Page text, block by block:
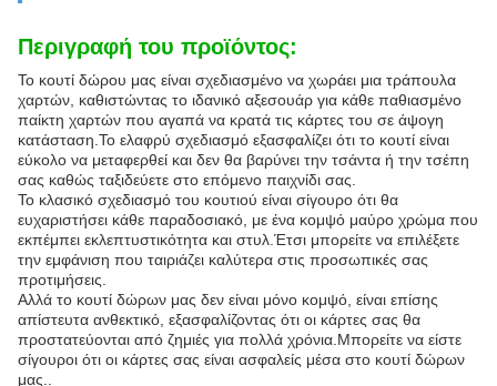
Περιγραφή του προϊόντος:
Το κουτί δώρου μας είναι σχεδιασμένο να χωράει μια τράπουλα
χαρτών, καθιστώντας το ιδανικό αξεσουάρ για κάθε παθιασμένο
παίκτη χαρτών που αγαπά να κρατά τις κάρτες του σε άψογη
κατάσταση.Το ελαφρύ σχεδιασμό εξασφαλίζει ότι το κουτί είναι
εύκολο να μεταφερθεί και δεν θα βαρύνει την τσάντα ή την τσέπη
σας καθώς ταξιδεύετε στο επόμενο παιχνίδι σας.
Το κλασικό σχεδιασμό του κουτιού είναι σίγουρο ότι θα
ευχαριστήσει κάθε παραδοσιακό, με ένα κομψό μαύρο χρώμα που
εκπέμπει εκλεπτυστικότητα και στυλ.Έτσι μπορείτε να επιλέξετε
την εμφάνιση που ταιριάζει καλύτερα στις προσωπικές σας
προτιμήσεις.
Αλλά το κουτί δώρων μας δεν είναι μόνο κομψό, είναι επίσης
απίστευτα ανθεκτικό, εξασφαλίζοντας ότι οι κάρτες σας θα
προστατεύονται από ζημιές για πολλά χρόνια.Μπορείτε να είστε
σίγουροι ότι οι κάρτες σας είναι ασφαλείς μέσα στο κουτί δώρων
μας..